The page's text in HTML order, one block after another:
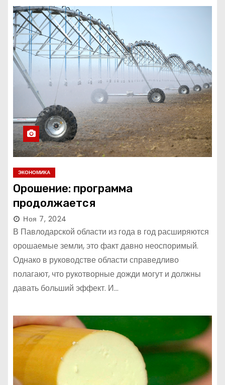
ЭКОНОМИКА
Орошение: программа
продолжается
Ноя 7, 2024
В Павлодарской области из года в год расширяются
орошаемые земли, это факт давно неоспоримый.
Однако в руководстве области справедливо
полагают, что рукотворные дожди могут и должны
давать больший эффект. И…